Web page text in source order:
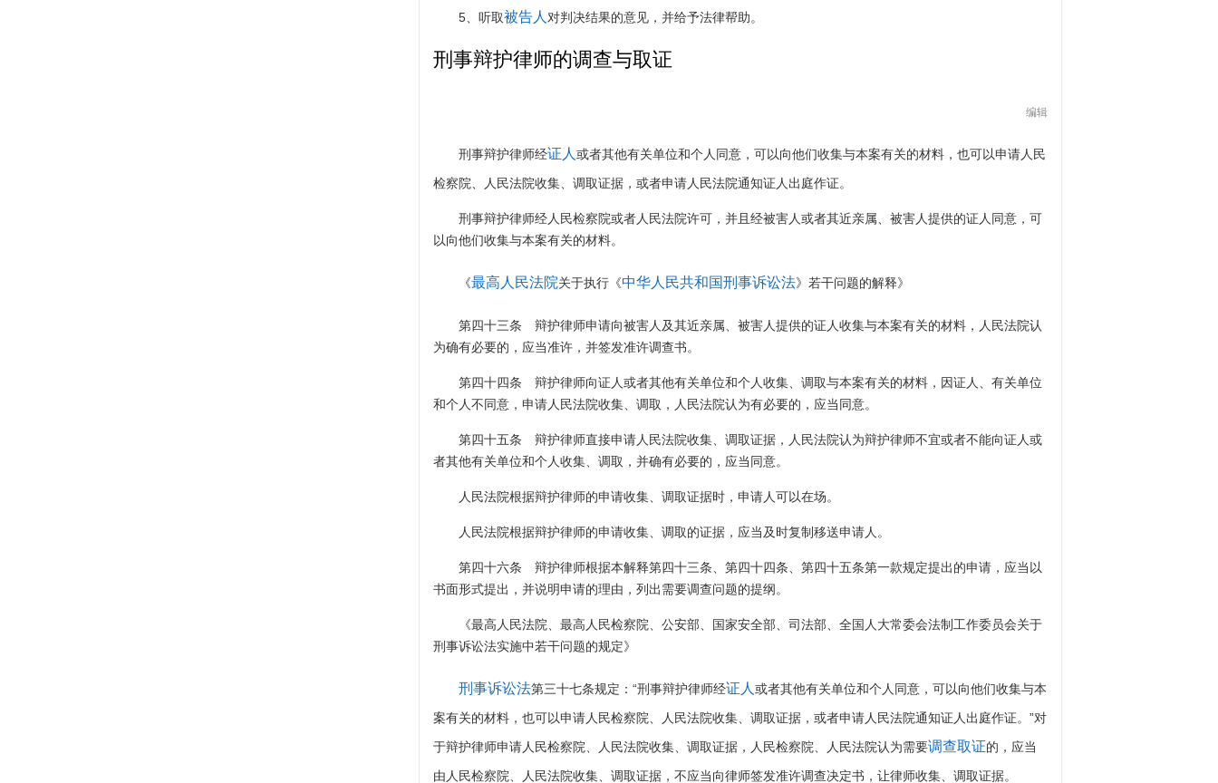
5、听取被告人 对判决结果的意见，并给予法律帮助。
刑事辩护律师的调查与取证
编辑
刑事辩护律师经证人 或者其他有关单位和个人同意，可以向他们收集与本案有关的材料，也可以申请人民
检察院、人民法院收集、调取证据，或者申请人民法院通知证人出庭作证。
刑事辩护律师经人民检察院或者人民法院许可，并且经被害人或者其近亲属、被害人提供的证人同意，可
以向他们收集与本案有关的材料。
《最高人民法院关于执行《中华人民共和国刑事诉讼法》若干问题的解释》
第四十三条 辩护律师申请向被害人及其近亲属、被害人提供的证人收集与本案有关的材料，人民法院认
为确有必要的，应当准许，并签发准许调查书。
第四十四条 辩护律师向证人或者其他有关单位和个人收集、调取与本案有关的材料，因证人、有关单位
和个人不同意，申请人民法院收集、调取，人民法院认为有必要的，应当同意。
第四十五条 辩护律师直接申请人民法院收集、调取证据，人民法院认为辩护律师不宜或者不能向证人或
者其他有关单位和个人收集、调取，并确有必要的，应当同意。
人民法院根据辩护律师的申请收集、调取证据时，申请人可以在场。
人民法院根据辩护律师的申请收集、调取的证据，应当及时复制移送申请人。
第四十六条 辩护律师根据本解释第四十三条、第四十四条、第四十五条第一款规定提出的申请，应当以
书面形式提出，并说明申请的理由，列出需要调查问题的提纲。
《最高人民法院、最高人民检察院、公安部、国家安全部、司法部、全国人大常委会法制工作委员会关于
刑事诉讼法实施中若干问题的规定》
刑事诉讼法第三十七条规定：“刑事辩护律师经证人 或者其他有关单位和个人同意，可以向他们收集与本
案有关的材料，也可以申请人民检察院、人民法院收集、调取证据，或者申请人民法院通知证人出庭作证。”对
于辩护律师申请人民检察院、人民法院收集、调取证据，人民检察院、人民法院认为需要调查取证的，应当
由人民检察院、人民法院收集、调取证据，不应当向律师签发准许调查决定书，让律师收集、调取证据。